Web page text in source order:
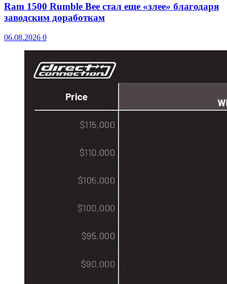
Ram 1500 Rumble Bee стал еще «злее» благодаря
заводским доработкам
06.08.2026 0